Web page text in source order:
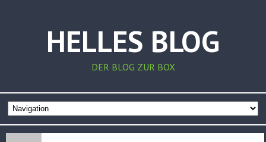
HELLES BLOG
DER BLOG ZUR BOX